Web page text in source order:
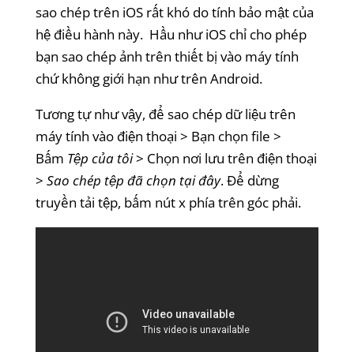
sao chép trên iOS rất khó do tính bảo mật của
hệ điều hành này. Hầu như iOS chỉ cho phép
bạn sao chép ảnh trên thiết bị vào máy tính
chứ không giới hạn như trên Android.
Tương tự như vậy, để sao chép dữ liệu trên
máy tính vào điện thoại > Bạn chọn file >
Bấm Tệp của tôi> Chọn nơi lưu trên điện thoại
> Sao chép tệp đã chọn tại đây. Để dừng
truyền tải tệp, bấm nút x phía trên góc phải.